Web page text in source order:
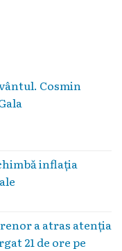
Cosmin
inflaţia
a atras atenția
21 de ore pe